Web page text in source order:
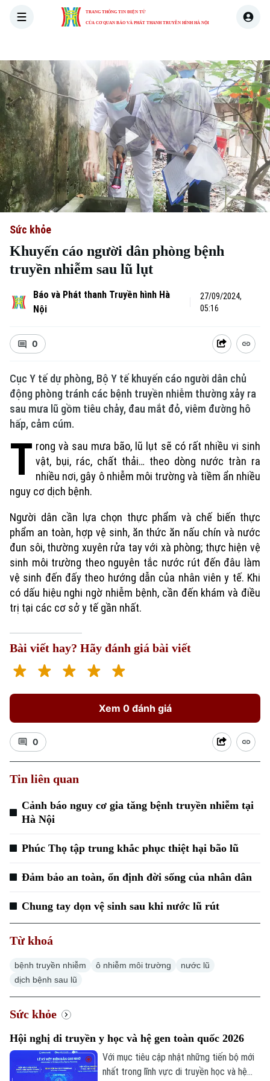
TRANG THÔNG TIN ĐIỆN TỬ
CỦA CƠ QUAN BÁO VÀ PHÁT THANH TRUYỀN HÌNH HÀ NỘI
Xu hướng
Chuyên mục
An ninh trật tự
Công nghệ
Người Hà Nội
Ẩm thực
Thế giới
Hồ sơ
Người Việt 4 phương
Kinh tế
Tin tức
Tài chính Ngân hàng
Doanh nghiệp
Nhà đất
Tin tức
Căn hộ
Ô tô
Giáo dục
Tin tức
Văn hóa
Sức khỏe
Khuyến cáo người dân phòng bệnh
truyền nhiễm sau lũ lụt
Báo và Phát thanh Truyền hình Hà
Nội
27/09/2024,
05:16
0
Cục Y tế dự phòng, Bộ Y tế khuyến cáo người dân chủ
động phòng tránh các bệnh truyền nhiễm thường xảy ra
sau mưa lũ gồm tiêu chảy, đau mắt đỏ, viêm đường hô
hấp, cảm cúm.
Play
Video
T rong và sau mưa bão, lũ lụt sẽ có rất nhiều vi sinh
vật, bụi, rác, chất thải… theo dòng nước tràn ra
nhiều nơi, gây ô nhiễm môi trường và tiềm ẩn nhiều
nguy cơ dịch bệnh.
Người dân cần lựa chọn thực phẩm và chế biến thực
phẩm an toàn, hợp vệ sinh, ăn thức ăn nấu chín và nước
đun sôi, thường xuyên rửa tay với xà phòng; thực hiện vệ
sinh môi trường theo nguyên tắc nước rút đến đâu làm
vệ sinh đến đấy theo hướng dẫn của nhân viên y tế. Khi
có dấu hiệu nghi ngờ nhiễm bệnh, cần đến khám và điều
trị tại các cơ sở y tế gần nhất.
Bài viết hay? Hãy đánh giá bài viết
Xem 0 đánh giá
0
Tin liên quan
Cảnh báo nguy cơ gia tăng bệnh truyền nhiễm tại
Hà Nội
Phúc Thọ tập trung khắc phục thiệt hại bão lũ
Đảm bảo an toàn, ổn định đời sống của nhân dân
Chung tay dọn vệ sinh sau khi nước lũ rút
Từ khoá
bệnh truyền nhiễm ô nhiễm môi trường
nước lũ
dịch bệnh sau lũ
Sức khỏe
Hội nghị di truyền y học và hệ gen toàn quốc 2026
Với mục tiêu cập nhật những tiến bộ mới
nhất trong lĩnh vực di truyền học và hệ